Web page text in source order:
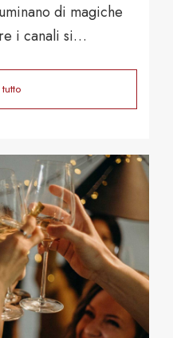
di magiche
i canali si…